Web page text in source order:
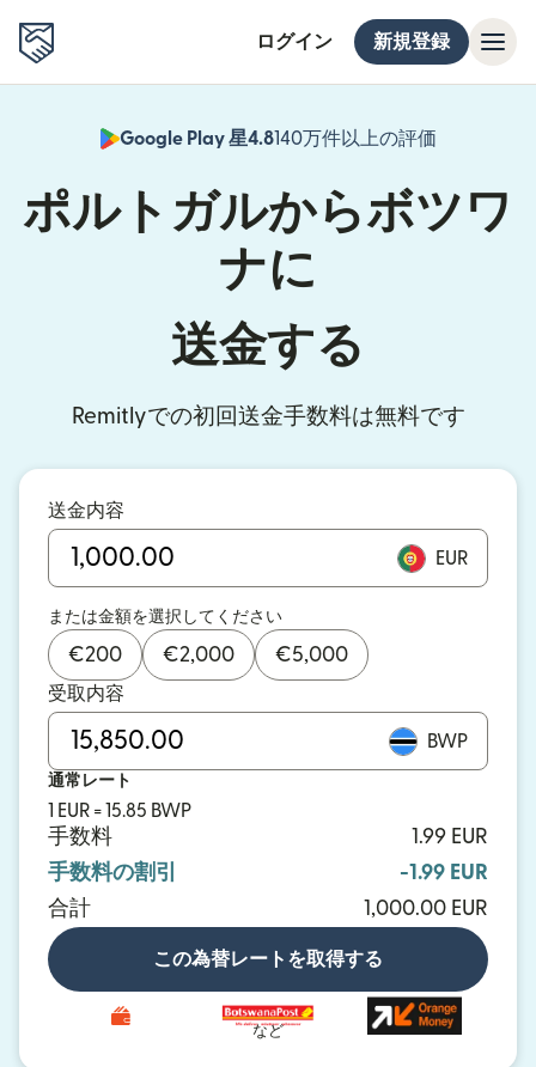
ログイン 新規登録
Google Play 星4.8140万件以上の評価
（別ウィン
ポルトガルからボツワ
ナに
送金する
Remitlyでの初回送金手数料は無料です
送金内容
EUR
または金額を選択してください
€200 €2,000 €5,000
受取内容
BWP
通常レート
1 EUR = 15.85 BWP
手数料
1.99 EUR
手数料の割引
-1.99 EUR
合計
1,000.00 EUR
この為替レートを取得する
など